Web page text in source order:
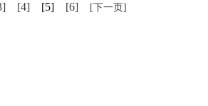
[4] [5] [6] [下一页]